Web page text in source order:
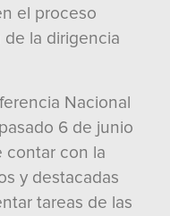
el proceso
la dirigencia
Nacional
6 de junio
contar con la
y destacadas
tareas de las